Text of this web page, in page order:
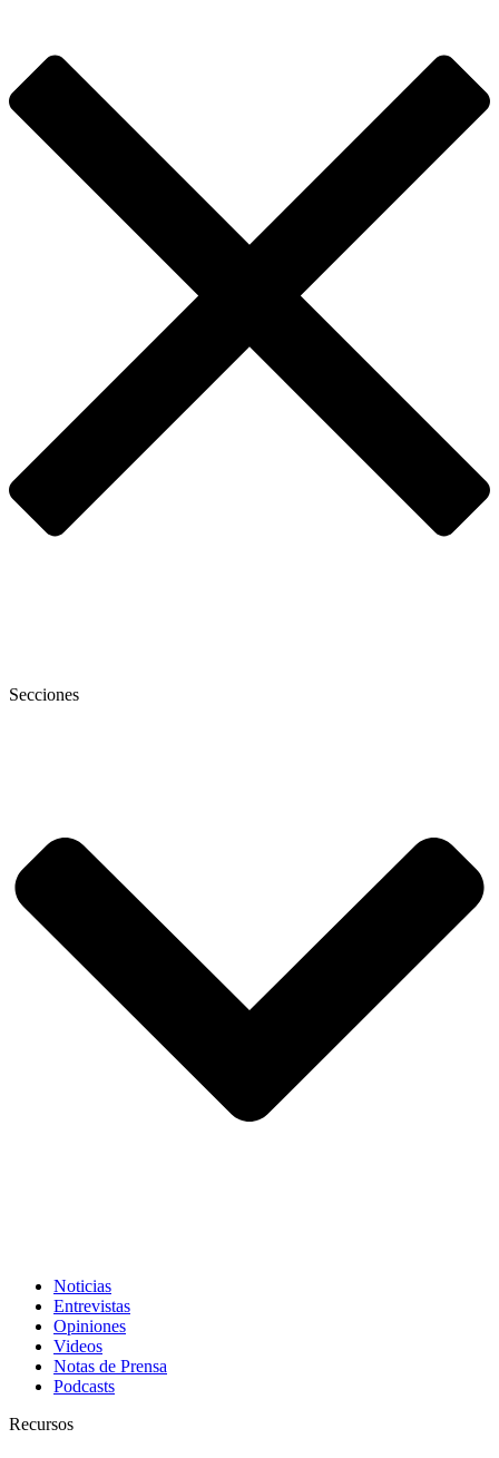
Secciones
Noticias
Entrevistas
Opiniones
Videos
Notas de Prensa
Podcasts
Recursos